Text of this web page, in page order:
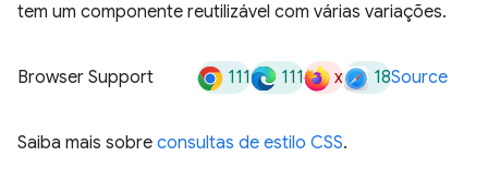
tem um componente reutilizável com várias variações.
Browser Support 111 111 x 18Source
Saiba mais sobre consultas de estilo CSS.